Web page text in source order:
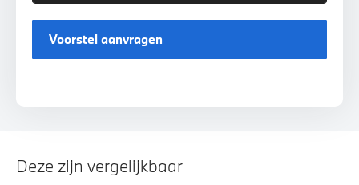
Voorstel aanvragen
Deze zijn vergelijkbaar